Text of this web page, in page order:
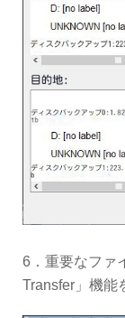
6．重要なファ
Transfer」機能